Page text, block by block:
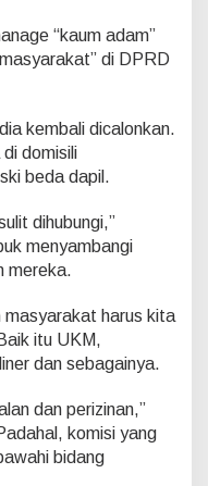
“kaum adam”
di DPRD
kembali dicalonkan.
di domisili
beda dapil.
dihubungi,”
menyambangi
mereka.
masyarakat harus kita
itu UKM,
dan sebagainya.
dan perizinan,”
komisi yang
bidang